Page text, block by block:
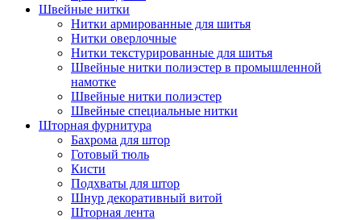
Швейные нитки
Нитки армированные для шитья
Нитки оверлочные
Нитки текстурированные для шитья
Швейные нитки полиэстер в промышленной
намотке
Швейные нитки полиэстер
Швейные специальные нитки
Шторная фурнитура
Бахрома для штор
Готовый тюль
Кисти
Подхваты для штор
Шнур декоративный витой
Шторная лента